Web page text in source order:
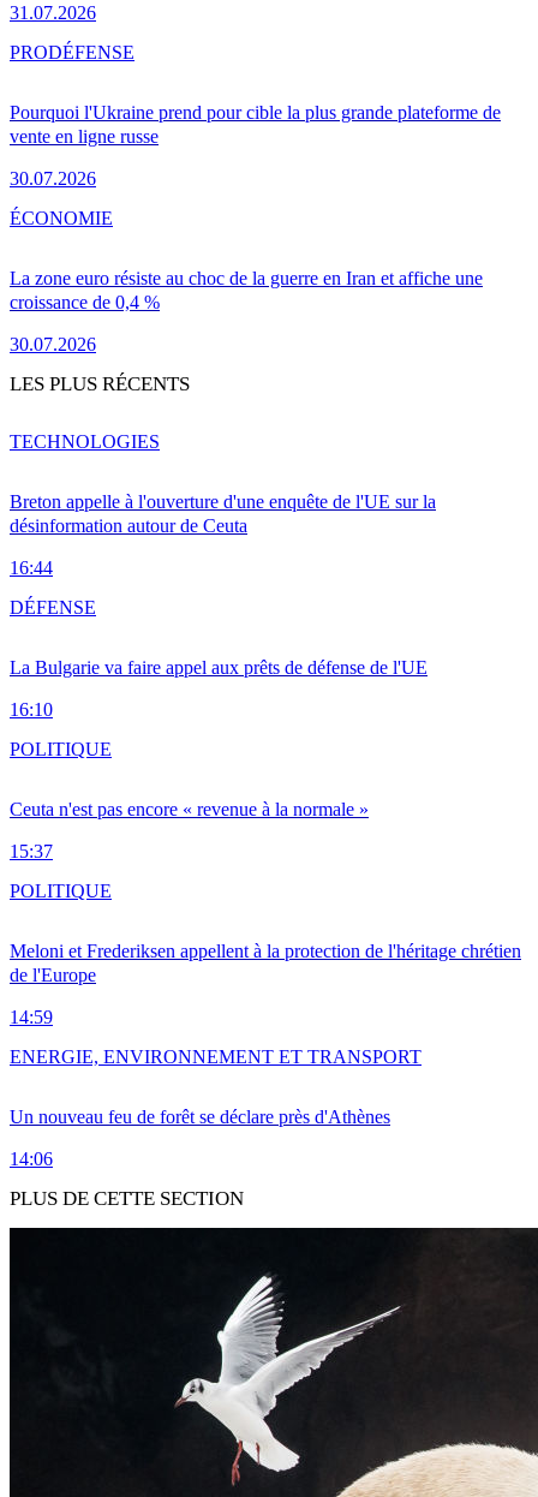
31.07.2026
Pourquoi l'Ukraine prend pour cible la plus grande plateforme de
vente en ligne russe
30.07.2026
PRODÉFENSE
La zone euro résiste au choc de la guerre en Iran et affiche une
croissance de 0,4 %
30.07.2026
ÉCONOMIE
LES PLUS RÉCENTS
Breton appelle à l'ouverture d'une enquête de l'UE sur la
désinformation autour de Ceuta
16:44
TECHNOLOGIES
La Bulgarie va faire appel aux prêts de défense de l'UE
16:10
DÉFENSE
Ceuta n'est pas encore « revenue à la normale »
15:37
POLITIQUE
Meloni et Frederiksen appellent à la protection de l'héritage chrétien
de l'Europe
14:59
POLITIQUE
Un nouveau feu de forêt se déclare près d'Athènes
14:06
ENERGIE, ENVIRONNEMENT ET TRANSPORT
PLUS DE CETTE SECTION